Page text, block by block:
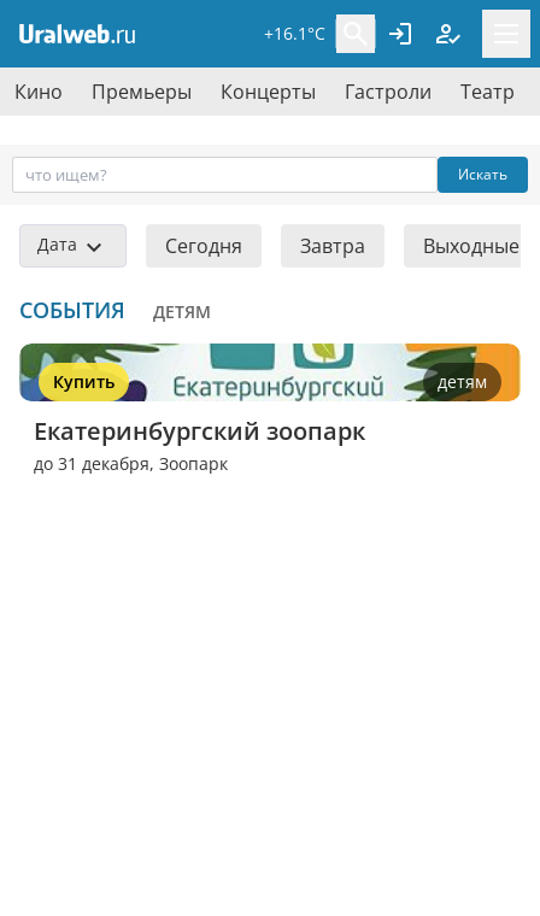
+16.1°C
Кино Премьеры Концерты Гастроли Театр
Искать
Дата Сегодня Завтра Выходные
СОБЫТИЯ ДЕТЯМ
Купить детям
Екатеринбургский зоопарк
до 31 декабря, Зоопарк